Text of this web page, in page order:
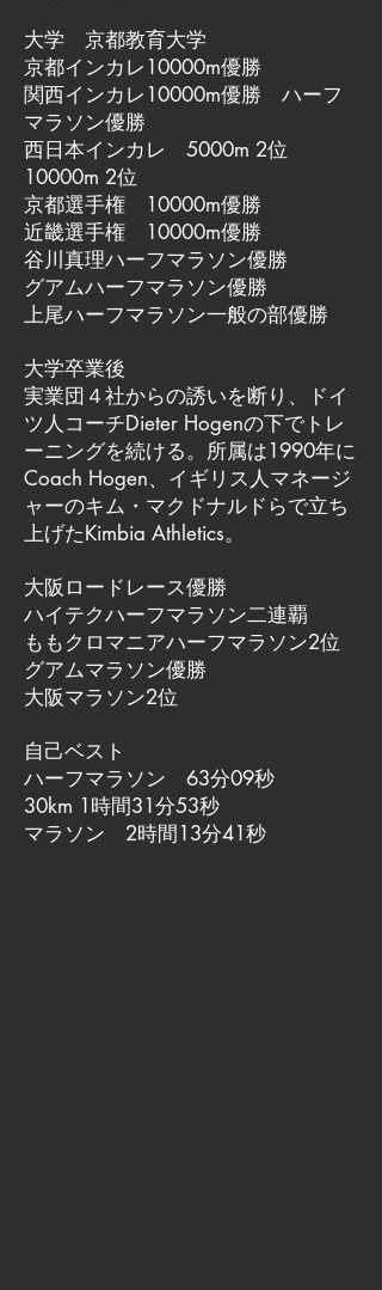
大学 京都教育大学
京都インカレ10000m優勝
関西インカレ10000m優勝 ハーフ
マラソン優勝
西日本インカレ 5000m 2位
10000m 2位
京都選手権 10000m優勝
近畿選手権 10000m優勝
谷川真理ハーフマラソン優勝
グアムハーフマラソン優勝
上尾ハーフマラソン一般の部優勝
大学卒業後
実業団４社からの誘いを断り、ドイ
ツ人コーチDieter Hogenの下でトレ
ーニングを続ける。所属は1990年に
Coach Hogen、イギリス人マネージ
ャーのキム・マクドナルドらで立ち
上げたKimbia Athletics。
大阪ロードレース優勝
ハイテクハーフマラソン二連覇
ももクロマニアハーフマラソン2位
グアムマラソン優勝
大阪マラソン2位
自己ベスト
ハーフマラソン 63分09秒
30km 1時間31分53秒
マラソン 2時間13分41秒